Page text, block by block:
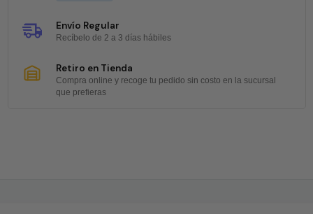
Envío Regular
Recíbelo de 2 a 3 días hábiles
Retiro en Tienda
Compra online y recoge tu pedido sin costo en la sucursal
que prefieras